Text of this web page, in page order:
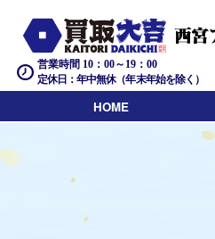
営業時間 10：00～19：00
定休日：年中無休（年末年始を除く）
HOME